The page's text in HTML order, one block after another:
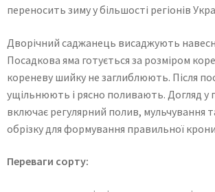
переносить зиму у більшості регіонів
Дворічний саджанець висаджують
Посадкова яма готується за розміром
кореневу шийку не заглиблюють. Після
ущільнюють і рясно поливають. Догляд у
включає регулярний полив, мульчування
обрізку для формування правильної
Переваги сорту: